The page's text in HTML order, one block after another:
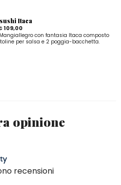
Itaca
109,00
con fantasia Itaca composto
per salsa e 2 poggia-bacchetta.
opinione
recensioni